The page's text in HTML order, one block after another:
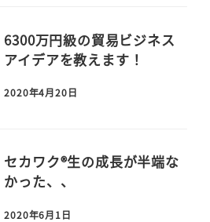
6300万円級の貿易ビジネス
アイデアを教えます！
2020年4月20日
セカワク®生の成長が半端な
かった、、
2020年6月1日